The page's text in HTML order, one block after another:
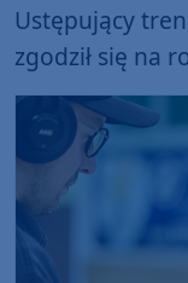
Ustępujący
zgodził się na